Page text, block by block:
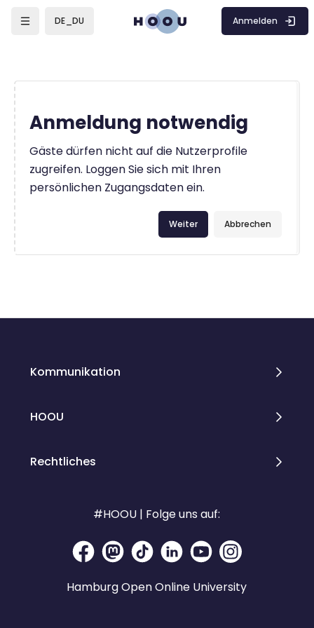
DE_DU Anmelden
Anmeldung notwendig
Gäste dürfen nicht auf die Nutzerprofile
zugreifen. Loggen Sie sich mit Ihren
persönlichen Zugangsdaten ein.
Abbrechen
Weiter
Kommunikation
HOOU
Rechtliches
#HOOU | Folge uns auf:
Hamburg Open Online University